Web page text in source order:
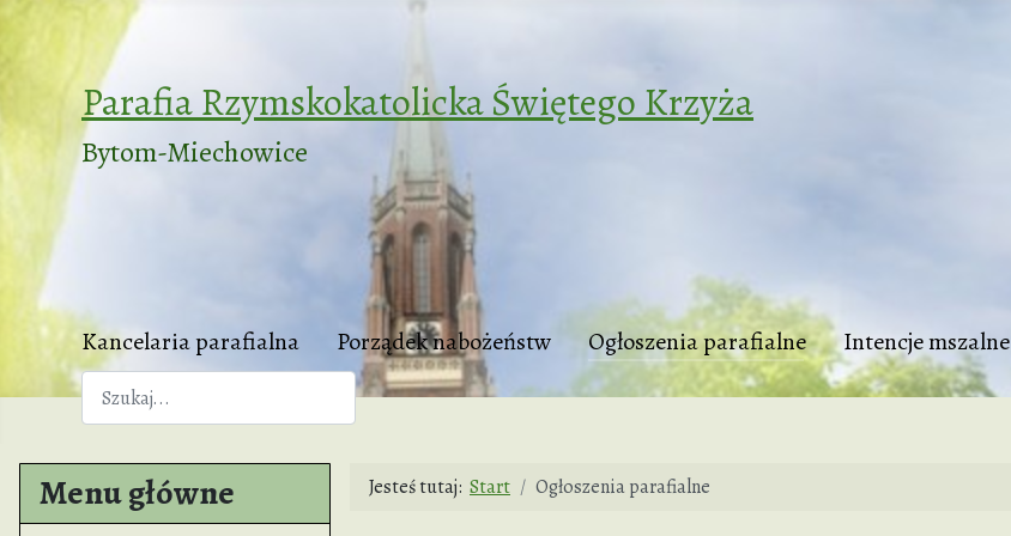
Parafia Rzymskokatolicka Świętego Krzyża
Bytom-Miechowice
Kancelaria parafialna Porządek nabożeństw Ogłoszenia parafialne Intencje mszalne
Szukaj
Menu główne Jesteś tutaj: Start Ogłoszenia parafialne